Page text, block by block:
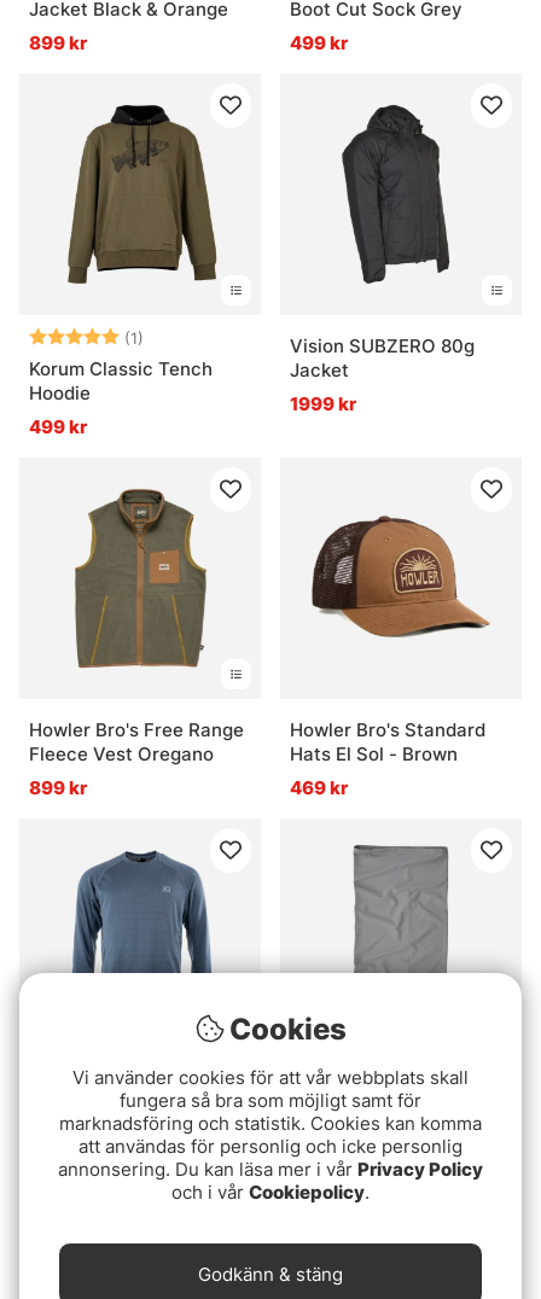
Jacket Black & Orange
899 kr
Boot Cut Sock Grey
499 kr
Betyg: (1)
5.0 utav 5 stjärnor
Korum Classic Tench
Hoodie
499 kr
Vision SUBZERO 80g
Jacket
1999 kr
Howler Bro's Free Range
Fleece Vest Oregano
899 kr
Howler Bro's Standard
Hats El Sol - Brown
469 kr
Loop Flyt Polartec M´s
L/S Blue Gray
1195 kr
Patagonia Sun Mask -
Forever Grey
399 kr
Cookies
Vi använder cookies för att vår webbplats skall
fungera så bra som möjligt samt för
marknadsföring och statistik. Cookies kan komma
att användas för personlig och icke personlig
annonsering. Du kan läsa mer i vår Privacy Policy
och i vår Cookiepolicy.
Godkänn & stäng